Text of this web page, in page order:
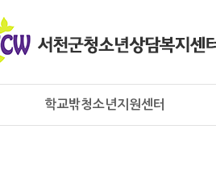
학교밖청소년지원센터